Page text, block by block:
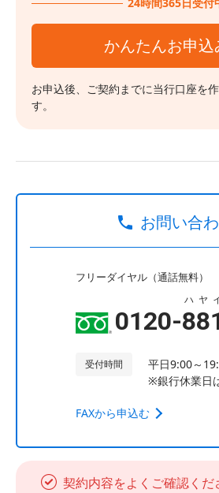
かんたんお申込
お申込後、ご契約までに当行口座を
す。
お問い合
フリーダイヤル（通話無料）
0120-
ハヤ
受付時間
平日9:00～
※銀行休業日
FAXから申込む
契約内容をよくご確認くだ